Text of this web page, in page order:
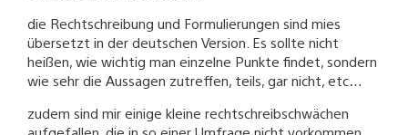
die Rechtschreibung und Formulierungen sind mies
übersetzt in der deutschen Version. Es sollte nicht
heißen, wie wichtig man einzelne Punkte findet, sondern
wie sehr die Aussagen zutreffen, teils, gar nicht, etc…
zudem sind mir einige kleine rechtschreibschwächen
aufgefallen, die in so einer Umfrage nicht vorkommen